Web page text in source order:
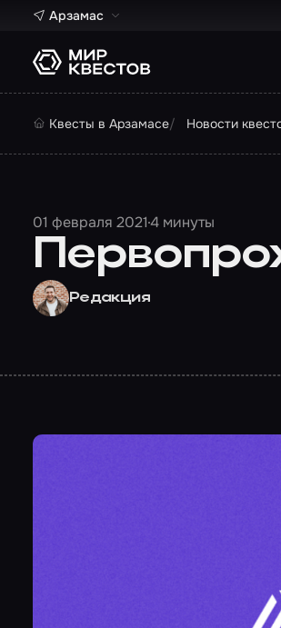
Арзамас
Квесты в Арзамасе Новости
01 февраля 20214 минуты
Редакция